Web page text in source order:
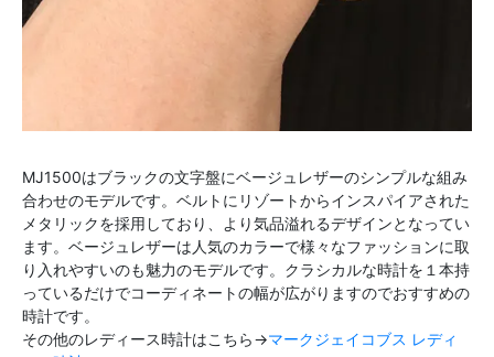
MJ1500はブラックの文字盤にベージュレザーのシンプルな組み
合わせのモデルです。ベルトにリゾートからインスパイアされた
メタリックを採用しており、より気品溢れるデザインとなってい
ます。ベージュレザーは人気のカラーで様々なファッションに取
り入れやすいのも魅力のモデルです。クラシカルな時計を１本持
っているだけでコーディネートの幅が広がりますのでおすすめの
時計です。
その他のレディース時計はこちら→マークジェイコブス レディ